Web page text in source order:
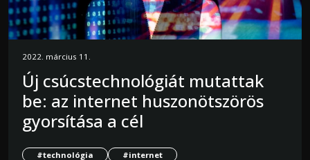
2022. március 11.
Új csúcstechnológiát mutattak
be: az internet huszonötszörös
gyorsítása a cél
#technológia #internet